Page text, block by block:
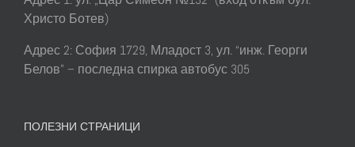
Христо Ботев)
Адрес 2: София 1729, Младост 3, ул. “инж. Георги
Белов” – последна спирка автобус 305
ПОЛЕЗНИ СТРАНИЦИ